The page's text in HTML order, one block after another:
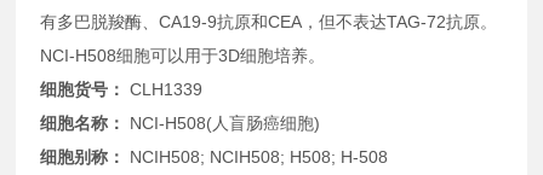
有多巴脱羧酶、CA19-9抗原和CEA，但不表达TAG-72抗原。
NCI-H508细胞可以用于3D细胞培养。
细胞货号： CLH1339
细胞名称：
NCI-H508(人盲肠癌细胞)
细胞别称：
NCIH508; NCIH508; H508; H-508